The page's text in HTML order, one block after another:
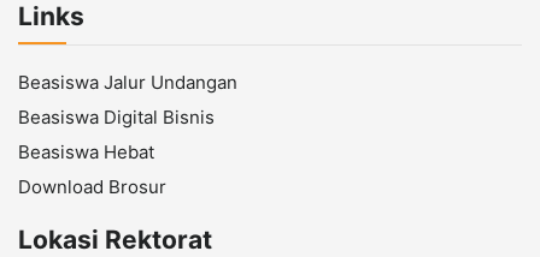
Links
Beasiswa Jalur Undangan
Beasiswa Digital Bisnis
Beasiswa Hebat
Download Brosur
Lokasi Rektorat